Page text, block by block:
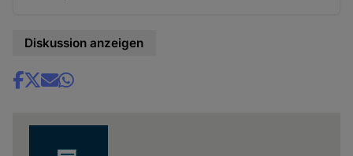
Diskussion anzeigen
Share